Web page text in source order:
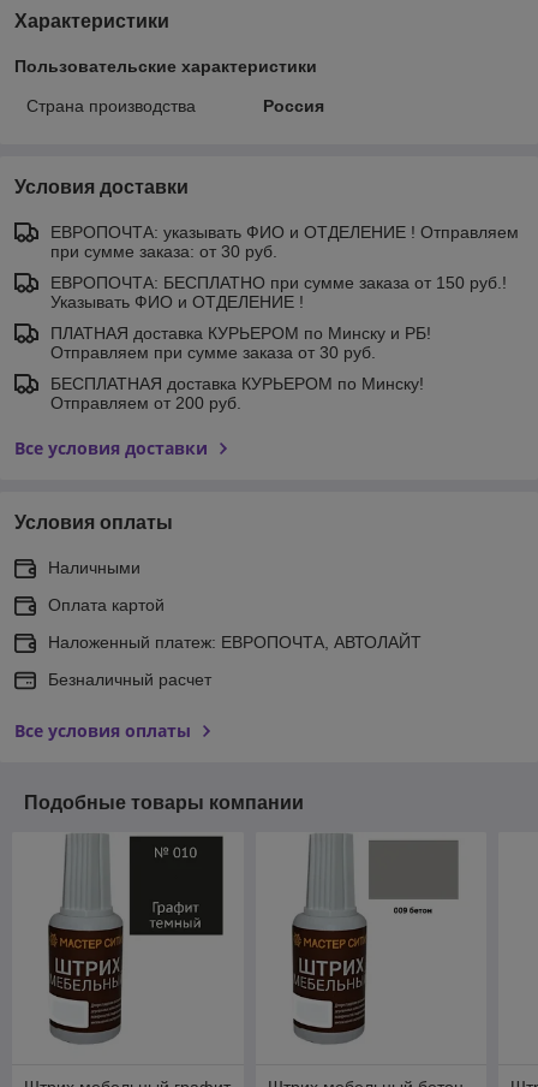
Характеристики
Пользовательские характеристики
Страна производства Россия
Условия доставки
ЕВРОПОЧТА: указывать ФИО и ОТДЕЛЕНИЕ ! Отправляем
при сумме заказа: от 30 руб.
ЕВРОПОЧТА: БЕСПЛАТНО при сумме заказа от 150 руб.!
Указывать ФИО и ОТДЕЛЕНИЕ !
ПЛАТНАЯ доставка КУРЬЕРОМ по Минску и РБ!
Отправляем при сумме заказа от 30 руб.
БЕСПЛАТНАЯ доставка КУРЬЕРОМ по Минску!
Отправляем от 200 руб.
Все условия доставки
Условия оплаты
Наличными
Оплата картой
Наложенный платеж: ЕВРОПОЧТА, АВТОЛАЙТ
Безналичный расчет
Все условия оплаты
Подобные товары компании